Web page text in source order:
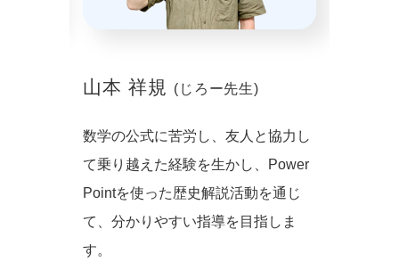
山本 祥規 (じろー先生)
数学の公式に苦労し、友人と協力し
て乗り越えた経験を生かし、Power
Pointを使った歴史解説活動を通じ
て、分かりやすい指導を目指しま
す。